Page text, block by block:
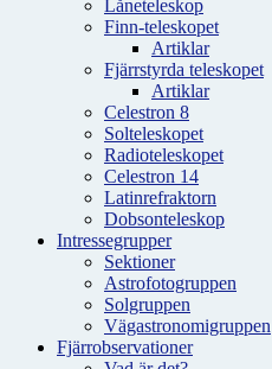
Låneteleskop
Finn-teleskopet
Artiklar
Fjärrstyrda teleskopet
Artiklar
Celestron 8
Solteleskopet
Radioteleskopet
Celestron 14
Latinrefraktorn
Dobsonteleskop
Intressegrupper
Sektioner
Astrofotogruppen
Solgruppen
Vägastronomigruppen
Fjärrobservationer